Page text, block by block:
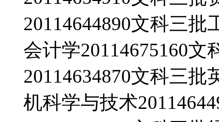
20114644890文科三批
会计学20114675160
20114634870文科三批
机科学与技术